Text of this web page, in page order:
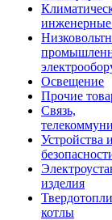
Освещение
Прочие
Связь,
Устройства
изделия
котлы